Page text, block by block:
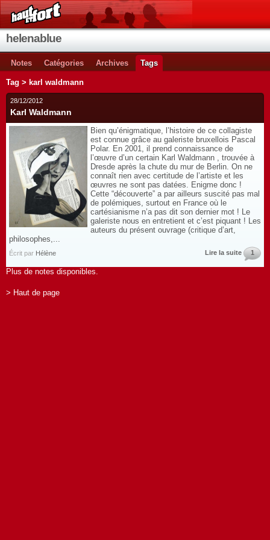
helenablue
Notes Catégories Archives Tags
Tag > karl waldmann
28/12/2012
Karl Waldmann
Bien qu’énigmatique, l’histoire de ce collagiste
est connue grâce au galeriste bruxellois Pascal
Polar. En 2001, il prend connaissance de
l’œuvre d’un certain Karl Waldmann , trouvée à
Dresde après la chute du mur de Berlin. On ne
connaît rien avec certitude de l’artiste et les
œuvres ne sont pas datées. Enigme donc !
Cette “découverte” a par ailleurs suscité pas mal
de polémiques, surtout en France où le
cartésianisme n’a pas dit son dernier mot ! Le
galeriste nous en entretient et c’est piquant ! Les
auteurs du présent ouvrage (critique d’art,
philosophes,...
Écrit par Hélène Lire la suite 1
Plus de notes disponibles.
> Haut de page